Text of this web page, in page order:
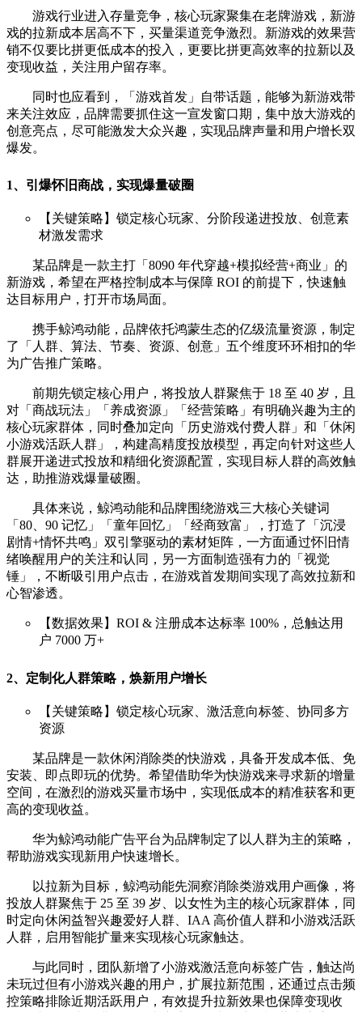
游戏行业进入存量竞争，核心玩家聚集在老牌游戏，新游
戏的拉新成本居高不下，买量渠道竞争激烈。新游戏的效果营
销不仅要比拼更低成本的投入，更要比拼更高效率的拉新以及
变现收益，关注用户留存率。
同时也应看到，「游戏首发」自带话题，能够为新游戏带
来关注效应，品牌需要抓住这一宣发窗口期，集中放大游戏的
创意亮点，尽可能激发大众兴趣，实现品牌声量和用户增长双
爆发。
1、引爆怀旧商战，实现爆量破圈
【关键策略】锁定核心玩家、分阶段递进投放、创意素
材激发需求
某品牌是一款主打「8090 年代穿越+模拟经营+商业」的
新游戏，希望在严格控制成本与保障 ROI 的前提下，快速触
达目标用户，打开市场局面。
携手鲸鸿动能，品牌依托鸿蒙生态的亿级流量资源，制定
了「人群、算法、节奏、资源、创意」五个维度环环相扣的华
为广告推广策略。
前期先锁定核心用户，将投放人群聚焦于 18 至 40 岁，且
对「商战玩法」「养成资源」「经营策略」有明确兴趣为主的
核心玩家群体，同时叠加定向「历史游戏付费人群」和「休闲
小游戏活跃人群」，构建高精度投放模型，再定向针对这些人
群展开递进式投放和精细化资源配置，实现目标人群的高效触
达，助推游戏爆量破圈。
具体来说，鲸鸿动能和品牌围绕游戏三大核心关键词
「80、90 记忆」「童年回忆」「经商致富」，打造了「沉浸
剧情+情怀共鸣」双引擎驱动的素材矩阵，一方面通过怀旧情
绪唤醒用户的关注和认同，另一方面制造强有力的「视觉
锤」，不断吸引用户点击，在游戏首发期间实现了高效拉新和
心智渗透。
【数据效果】ROI & 注册成本达标率 100%，总触达用
户 7000 万+
2、定制化人群策略，焕新用户增长
【关键策略】锁定核心玩家、激活意向标签、协同多方
资源
某品牌是一款休闲消除类的快游戏，具备开发成本低、免
安装、即点即玩的优势。希望借助华为快游戏来寻求新的增量
空间，在激烈的游戏买量市场中，实现低成本的精准获客和更
高的变现收益。
华为鲸鸿动能广告平台为品牌制定了以人群为主的策略，
帮助游戏实现新用户快速增长。
以拉新为目标，鲸鸿动能先洞察消除类游戏用户画像，将
投放人群聚焦于 25 至 39 岁、以女性为主的核心玩家群体，同
时定向休闲益智兴趣爱好人群、IAA 高价值人群和小游戏活跃
人群，启用智能扩量来实现核心玩家触达。
与此同时，团队新增了小游戏激活意向标签广告，触达尚
未玩过但有小游戏兴趣的用户，扩展拉新范围，还通过点击频
控策略排除近期活跃用户，有效提升拉新效果也保障变现收